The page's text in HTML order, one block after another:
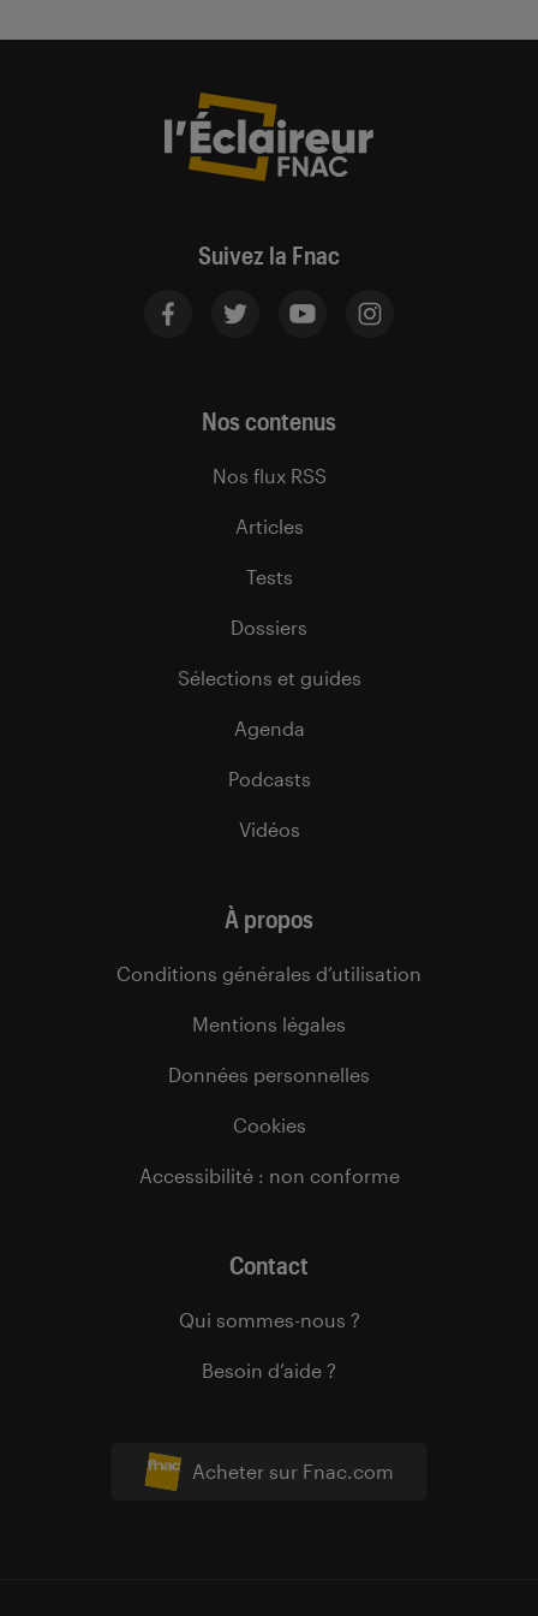
Suivez la Fnac
Acheter sur Fnac.com
Nos contenus
Nos flux RSS
Articles
Tests
Dossiers
Sélections et guides
Agenda
Podcasts
Vidéos
À propos
Conditions générales d’utilisation
Mentions légales
Données personnelles
Cookies
Accessibilité : non conforme
Contact
Qui sommes-nous ?
Besoin d’aide ?